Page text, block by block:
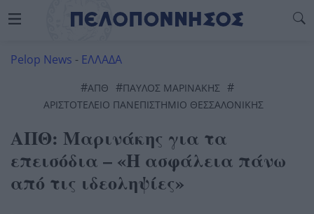
Pelop News - ΕΛΛΑΔΑ
#ΑΠΘ #ΠΑΥΛΟΣ ΜΑΡΙΝΑΚΗΣ #
ΑΡΙΣΤΟΤΕΛΕΙΟ ΠΑΝΕΠΙΣΤΗΜΙΟ ΘΕΣΣΑΛΟΝΙΚΗΣ
ΑΠΘ: Μαρινάκης για τα
επεισόδια – «Η ασφάλεια πάνω
από τις ιδεοληψίες»